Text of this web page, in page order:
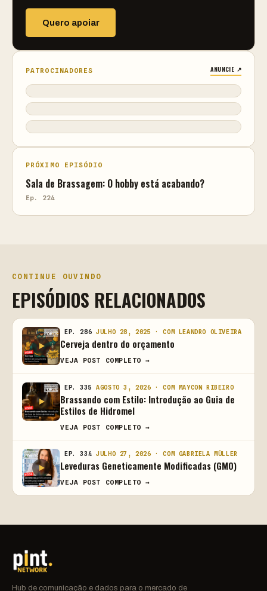
Quero apoiar
PATROCINADORES ANUNCIE ↗
PRÓXIMO EPISÓDIO
Sala de Brassagem: O hobby está acabando?
Ep. 224
CONTINUE OUVINDO
EPISÓDIOS RELACIONADOS
EP. 286 JULHO 28, 2025 · COM LEANDRO OLIVEIRA
Cerveja dentro do orçamento
VEJA POST COMPLETO →
EP. 335 AGOSTO 3, 2026 · COM MAYCON RIBEIRO
Brassando com Estilo: Introdução ao Guia de
Estilos de Hidromel
VEJA POST COMPLETO →
EP. 334 JULHO 27, 2026 · COM GABRIELA MÜLLER
Leveduras Geneticamente Modificadas (GMO)
VEJA POST COMPLETO →
Hub de comunicação e dados para o mercado de